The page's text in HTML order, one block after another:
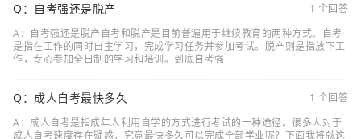
Q：自考强还是脱产
1 个回答
A：自考强还是脱产自考和脱产是目前普遍用于继续教育的两种方式。自考
是指在工作的同时自主学习，完成学习任务并参加考试。脱产则是指放下工
作，专心参加全日制的学习和培训。到底自考强
Q：成人自考最快多久
1 个回答
A：成人自考是指成年人利用自学的方式进行考试的一种途径。很多人对于
成人自考速度存在疑惑，究竟最快多久可以完成全部学业呢？下面我将就这